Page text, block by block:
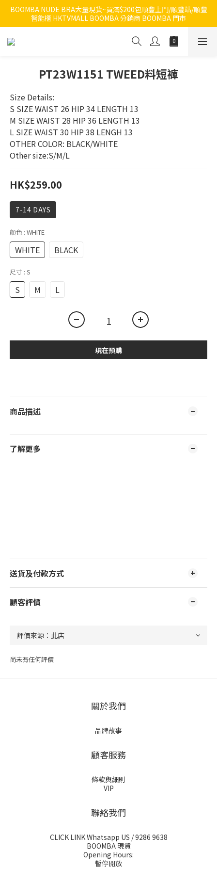
BOOMBA NUDE BRA大量現貨~買滿$200包順豐上門/順豐站/順豐
智能櫃 HKTVMALL BOOMBA 分銷商 BOOMBA 門市
PT23W1151 TWEED料短褲
Size Details:
S SIZE WAIST 26 HIP 34 LENGTH 13
M SIZE WAIST 28 HIP 36 LENGTH 13
L SIZE WAIST 30 HIP 38 LENGH 13
OTHER COLOR: BLACK/WHITE
Other size:S/M/L
HK$259.00
7-14 DAYS
顏色 : WHITE
WHITE BLACK
尺寸 : S
S M L
現在預購
商品描述
了解更多
送貨及付款方式
顧客評價
尚未有任何評價
關於我們
品牌故事
顧客服務
條款與細則
VIP
聯絡我們
CLICK LINK Whatsapp US / 9286 9638
BOOMBA 現貨
Opening Hours:
暫停開放